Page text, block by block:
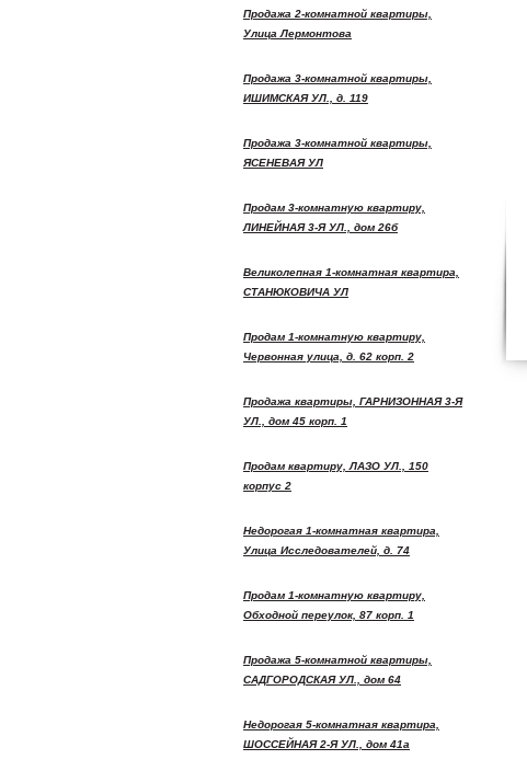
Продажа 2-комнатной квартиры,
Улица Лермонтова
Продажа 3-комнатной квартиры,
ИШИМСКАЯ УЛ., д. 119
Продажа 3-комнатной квартиры,
ЯСЕНЕВАЯ УЛ
Продам 3-комнатную квартиру,
ЛИНЕЙНАЯ 3-Я УЛ., дом 26б
Великолепная 1-комнатная квартира,
СТАНЮКОВИЧА УЛ
Продам 1-комнатную квартиру,
Червонная улица, д. 62 корп. 2
Продажа квартиры, ГАРНИЗОННАЯ 3-Я
УЛ., дом 45 корп. 1
Продам квартиру, ЛАЗО УЛ., 150
корпус 2
Недорогая 1-комнатная квартира,
Улица Исследователей, д. 74
Продам 1-комнатную квартиру,
Обходной переулок, 87 корп. 1
Продажа 5-комнатной квартиры,
САДГОРОДСКАЯ УЛ., дом 64
Недорогая 5-комнатная квартира,
ШОССЕЙНАЯ 2-Я УЛ., дом 41а